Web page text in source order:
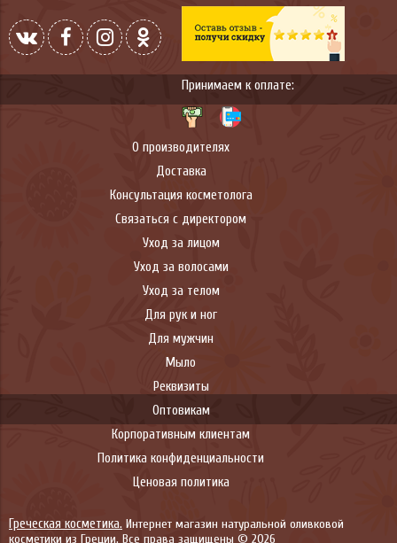
О производителях
Доставка
Консультация косметолога
Связаться с директором
Уход за лицом
Уход за волосами
Уход за телом
Для рук и ног
Для мужчин
Мыло
Реквизиты
Оптовикам
Корпоративным клиентам
Политика конфиденциальности
Ценовая политика
Принимаем к оплате:
Греческая косметика. Интернет магазин натуральной оливковой
косметики из Греции. Все права защищены © 2026